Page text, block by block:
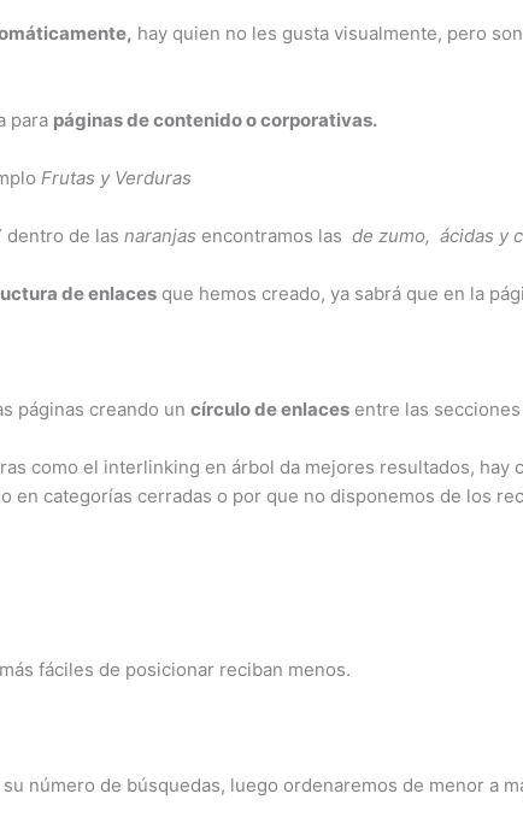
hay quien no les gusta visualmente, pero
para páginas de contenido o corporativas.
Frutas y Verduras
dentro de las naranjas encontramos las de zumo, ácidas y
de enlaces que hemos creado, ya sabrá que en la
páginas creando un círculo de enlaces entre las
como el interlinking en árbol da mejores resultados, hay
categorías cerradas o por que no disponemos de los
fáciles de posicionar reciban menos.
número de búsquedas, luego ordenaremos de menor a